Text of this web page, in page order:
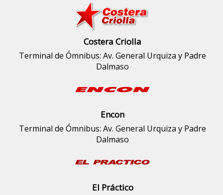
Costera Criolla
Terminal de Ómnibus: Av. General Urquiza y Padre
Dalmaso
Encon
Terminal de Ómnibus: Av. General Urquiza y Padre
Dalmaso
El Práctico